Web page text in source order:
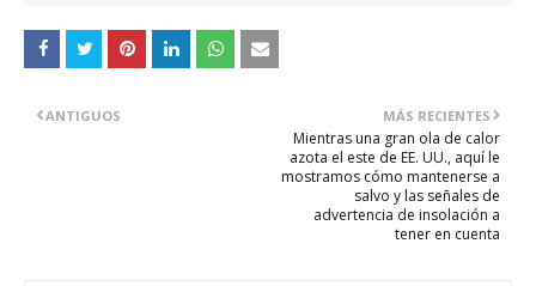
MÁS RECIENTES
Mientras una gran ola de calor
azota el este de EE. UU., aquí le
mostramos cómo mantenerse a
salvo y las señales de
advertencia de insolación a
tener en cuenta
ANTIGUOS